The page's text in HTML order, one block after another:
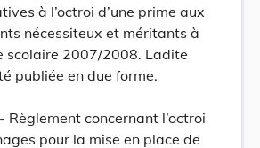
à l’octroi d’une prime aux
nécessiteux et méritants à
scolaire 2007/2008. Ladite
publiée en due forme.
Règlement concernant l’octroi
pour la mise en place de